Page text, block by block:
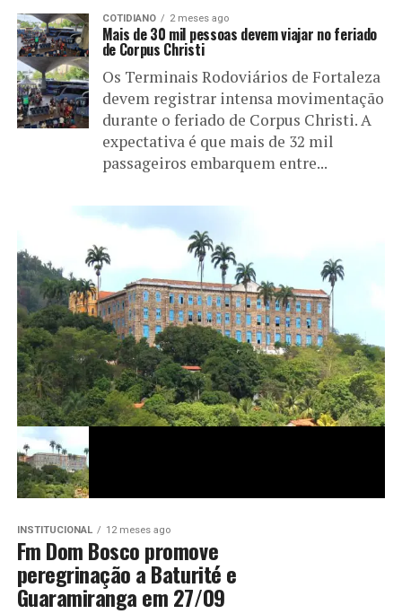
COTIDIANO 2 meses ago
Mais de 30 mil pessoas devem viajar no feriado
de Corpus Christi
Os Terminais Rodoviários de Fortaleza
devem registrar intensa movimentação
durante o feriado de Corpus Christi. A
expectativa é que mais de 32 mil
passageiros embarquem entre...
INSTITUCIONAL 12 meses ago
Fm Dom Bosco promove
peregrinação a Baturité e
Guaramiranga em 27/09